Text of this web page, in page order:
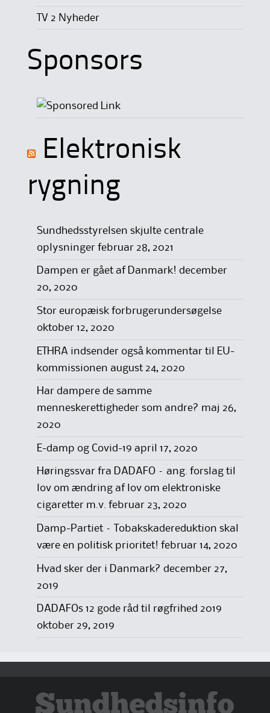
TV 2 Nyheder
Sponsors
Elektronisk
rygning
Sundhedsstyrelsen skjulte centrale
oplysninger februar 28, 2021
Dampen er gået af Danmark! december
20, 2020
Stor europæisk forbrugerundersøgelse
oktober 12, 2020
ETHRA indsender også kommentar til EU-
kommissionen august 24, 2020
Har dampere de samme
menneskerettigheder som andre? maj 26,
2020
E-damp og Covid-19 april 17, 2020
Høringssvar fra DADAFO – ang. forslag til
lov om ændring af lov om elektroniske
cigaretter m.v. februar 23, 2020
Damp-Partiet – Tobakskadereduktion skal
være en politisk prioritet! februar 14, 2020
Hvad sker der i Danmark? december 27,
2019
DADAFOs 12 gode råd til røgfrihed 2019
oktober 29, 2019
Sundhedsinfo